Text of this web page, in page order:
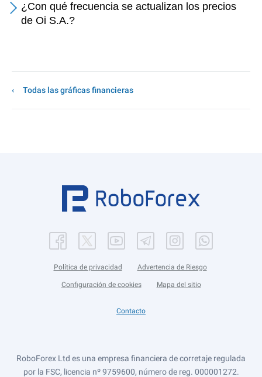
¿Con qué frecuencia se actualizan los precios
de Oi S.A.?
Todas las gráficas financieras
Política de privacidad Advertencia de Riesgo
Configuración de cookies Mapa del sitio
Contacto
RoboForex Ltd es una empresa financiera de corretaje regulada
por la FSC, licencia nº 9759600, número de reg. 000001272.